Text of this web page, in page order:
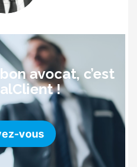
avocat, c’est
!
vous